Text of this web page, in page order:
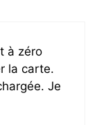
à zéro
la carte.
Je